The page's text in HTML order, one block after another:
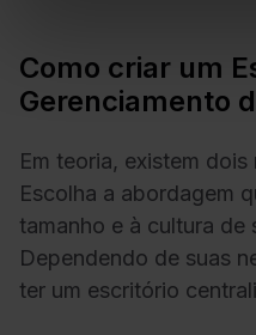
Como criar um
Gerenciamento
Em teoria, existem
Escolha a abordagem
tamanho e à cultura de
Dependendo de suas
ter um escritório